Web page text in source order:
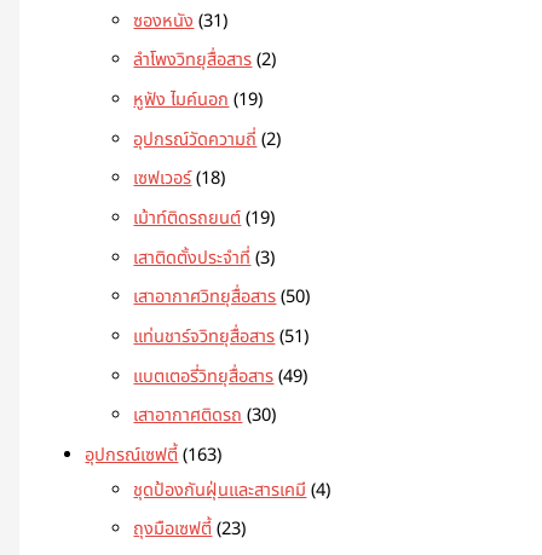
ซองหนัง 31
ลำโพงวิทยุสื่อสาร 2
หูฟัง ไมค์นอก 19
อุปกรณ์วัดความถี่ 2
เซฟเวอร์ 18
เม้าท์ติดรถยนต์ 19
เสาติดตั้งประจำที่ 3
เสาอากาศวิทยุสื่อสาร 50
แท่นชาร์จวิทยุสื่อสาร 51
แบตเตอรี่วิทยุสื่อสาร 49
เสาอากาศติดรถ 30
อุปกรณ์เซฟตี้ 163
ชุดป้องกันฝุ่นและสารเคมี 4
ถุงมือเซฟตี้ 23